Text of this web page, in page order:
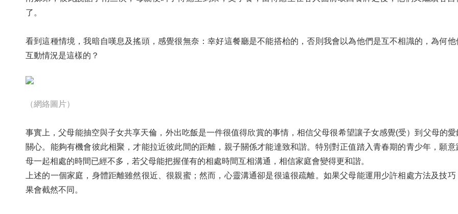
了。
看到這種情境，我暗自嘆息及搖頭，感覺很無奈：幸好這餐廳是不能搭枱的，否則我會以為他們是互不相識的，為何他
互動情況是這樣的？
（網絡圖片）
事實上，父母能抽空與子女共享天倫，外出吃飯是一件很值得欣賞的事情，相信父母很希望讓子女感覺(受）到父母的愛
關心。能夠有機會彼此相聚，才能拉近彼此間的距離，親子關係才能達致和諧。特別對正值踏入青春期的青少年，願意
母一起相處的時間已經不多，若父母能把握僅有的相處時間互相溝通，相信家庭會變得更和諧。
上述的一個家庭，身體距離雖然很近、很親蜜；然而，心靈溝通卻是很遠很疏離。如果父母能運用少許相處方法及技巧
果會截然不同。